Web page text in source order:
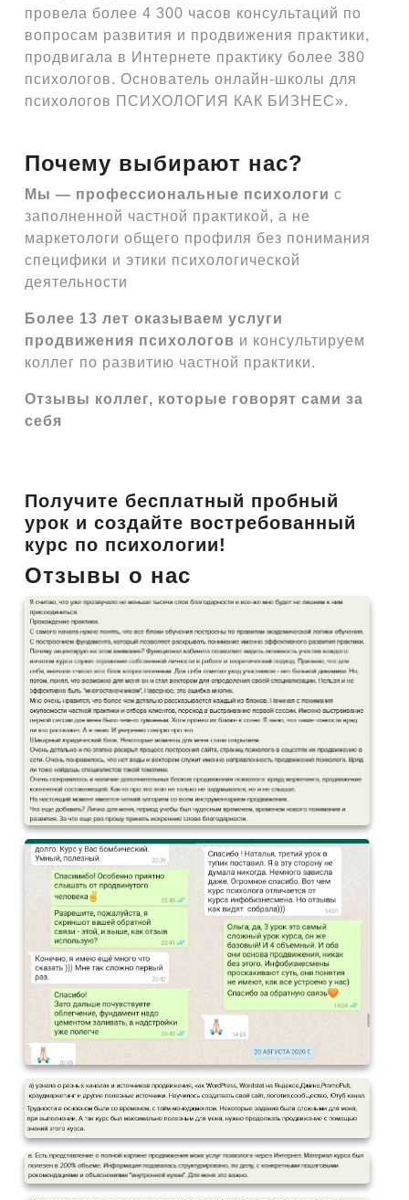
провела более 4 300 часов консультаций по
вопросам развития и продвижения практики,
продвигала в Интернете практику более 380
психологов. Основатель онлайн-школы для
психологов ПСИХОЛОГИЯ КАК БИЗНЕС».
Почему выбирают нас?
Мы — профессиональные психологи с
заполненной частной практикой, а не
маркетологи общего профиля без понимания
специфики и этики психологической
деятельности
Более 13 лет оказываем услуги
продвижения психологов и консультируем
коллег по развитию частной практики.
Отзывы коллег, которые говорят сами за
себя
Получите бесплатный пробный
урок и создайте востребованный
курс по психологии!
Отзывы о нас